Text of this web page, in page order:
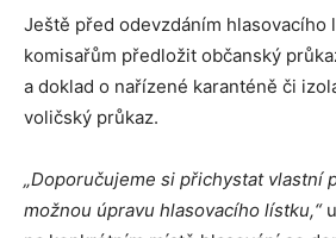
Ještě před odevzdáním hlasovacího
komisařům předložit občanský
a doklad o nařízené karanténě či
voličský průkaz.
„Doporučujeme si přichystat vlastní
možnou úpravu hlasovacího lístku,“